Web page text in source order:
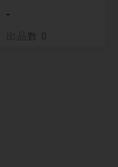
-
出品数 0